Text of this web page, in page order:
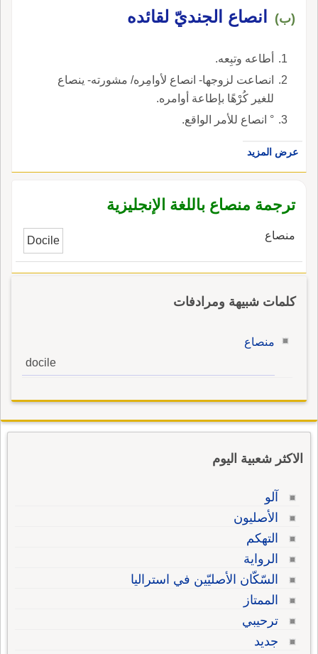
(ب) انصاع الجنديّ لقائده
أطاعه وتبِعه.
انصاعت لزوجها- انصاع لأوامِره/ مشورته- ينصاع
للغير كُرْهًا بإطاعة أوامره.
° انصاع للأمر الواقع.
عرض المزيد
ترجمة منصاع باللغة الإنجليزية
منصاع Docile
كلمات شبيهة ومرادفات
منصاع
docile
الاكثر شعبية اليوم
آلو
الأصليون
التهكم
الرواية
السّكّان الأصليّين في استراليا
الممتاز
ترحيبي
جديد